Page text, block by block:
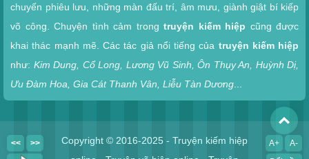
chuyến phiêu lưu, những màn đấu trí, âm mưu, giành giật bí kiếp
võ công. Chuyện tình cảm trong truyện kiếm hiệp cũng được
khai thác mạnh mẽ. Các tác giả nổi tiếng của truyện kiếm hiệp
như: Kim Dung, Cổ Long, Lương Vũ Sinh, Ôn Thụy An, Huỳnh Dị,
Ưu Đàm Hoa, Gia Cát Thanh Vân, Liễu Tàn Dương
Copyright © 2016-2025 - Truyện kiếm hiệp
>>
<< A+
A-